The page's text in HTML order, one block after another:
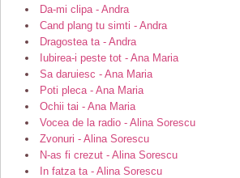
Da-mi clipa - Andra
Cand plang tu simti - Andra
Dragostea ta - Andra
Iubirea-i peste tot - Ana Maria
Sa daruiesc - Ana Maria
Poti pleca - Ana Maria
Ochii tai - Ana Maria
Vocea de la radio - Alina Sorescu
Zvonuri - Alina Sorescu
N-as fi crezut - Alina Sorescu
In fatza ta - Alina Sorescu